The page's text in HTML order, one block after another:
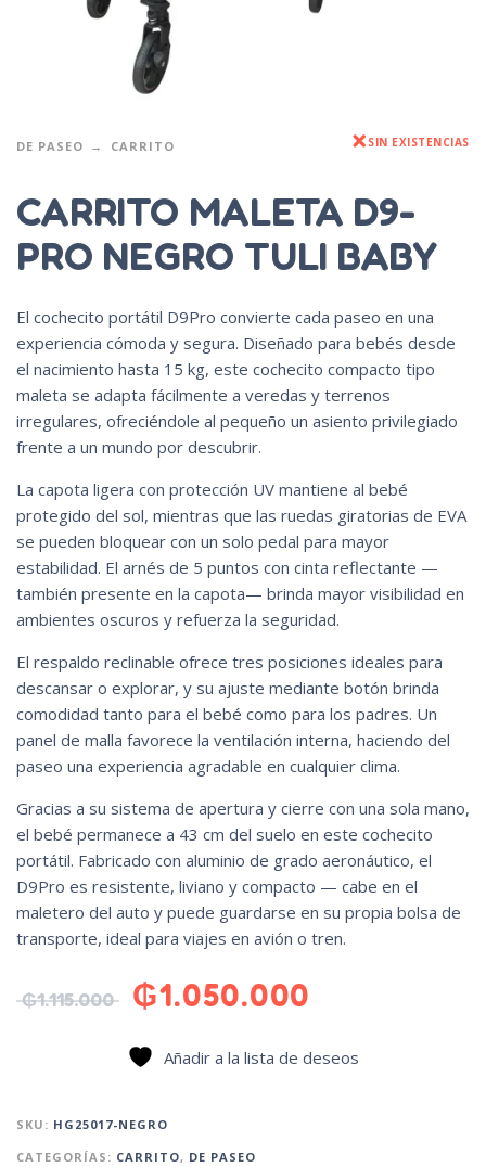
DE PASEO CARRITO SIN EXISTENCIAS
CARRITO MALETA D9-
PRO NEGRO TULI BABY
El cochecito portátil D9Pro convierte cada paseo en una
experiencia cómoda y segura. Diseñado para bebés desde
el nacimiento hasta 15 kg, este cochecito compacto tipo
maleta se adapta fácilmente a veredas y terrenos
irregulares, ofreciéndole al pequeño un asiento privilegiado
frente a un mundo por descubrir.
La capota ligera con protección UV mantiene al bebé
protegido del sol, mientras que las ruedas giratorias de EVA
se pueden bloquear con un solo pedal para mayor
estabilidad. El arnés de 5 puntos con cinta reflectante —
también presente en la capota— brinda mayor visibilidad en
ambientes oscuros y refuerza la seguridad.
El respaldo reclinable ofrece tres posiciones ideales para
descansar o explorar, y su ajuste mediante botón brinda
comodidad tanto para el bebé como para los padres. Un
panel de malla favorece la ventilación interna, haciendo del
paseo una experiencia agradable en cualquier clima.
Gracias a su sistema de apertura y cierre con una sola mano,
el bebé permanece a 43 cm del suelo en este cochecito
portátil. Fabricado con aluminio de grado aeronáutico, el
D9Pro es resistente, liviano y compacto — cabe en el
maletero del auto y puede guardarse en su propia bolsa de
transporte, ideal para viajes en avión o tren.
₲1.115.000 ₲1.050.000
Añadir a la lista de deseos
SKU: HG25017-NEGRO
CATEGORÍAS: CARRITO, DE PASEO